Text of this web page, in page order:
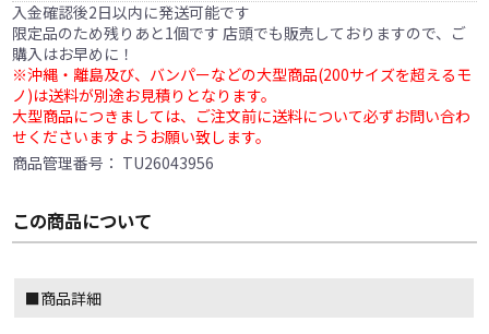
入金確認後2日以内に発送可能です
限定品のため残りあと1個です 店頭でも販売しておりますので、ご
購入はお早めに！
※沖縄・離島及び、バンパーなどの大型商品(200サイズを超えるモ
ノ)は送料が別途お見積りとなります。
大型商品につきましては、ご注文前に送料について必ずお問い合わ
せくださいますようお願い致します。
商品管理番号： TU26043956
この商品について
■商品詳細